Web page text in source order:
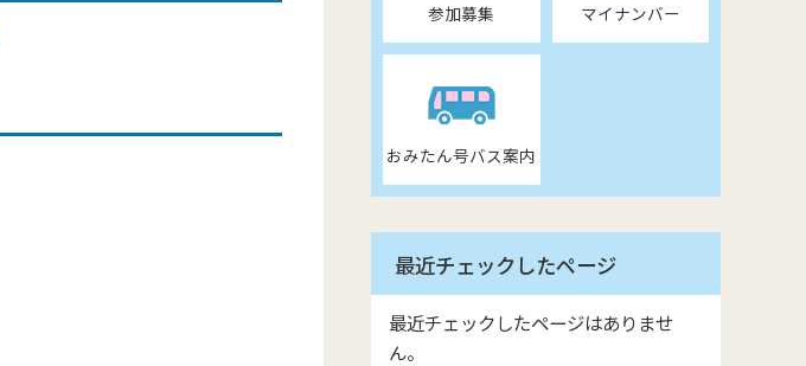
参加募集 マイナンバー
おみたん号バス案内
最近チェックしたページ
最近チェックしたページはありませ
ん。